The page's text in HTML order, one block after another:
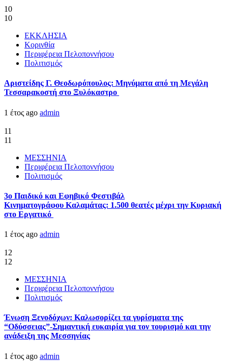
10
10
ΕΚΚΛΗΣΙΑ
Κορινθία
Περιφέρεια Πελοποννήσου
Πολιτισμός
Αριστείδης Γ. Θεοδωρόπουλος: Μηνύματα από τη Μεγάλη
Τεσσαρακοστή στο Ξυλόκαστρο
1 έτος ago admin
11
11
ΜΕΣΣΗΝΙΑ
Περιφέρεια Πελοποννήσου
Πολιτισμός
3ο Παιδικό και Εφηβικό Φεστιβάλ
Κινηματογράφου Καλαμάτας: 1.500 θεατές μέχρι την Κυριακή
στο Εργατικό
1 έτος ago admin
12
12
ΜΕΣΣΗΝΙΑ
Περιφέρεια Πελοποννήσου
Πολιτισμός
Ένωση Ξενοδόχων: Καλωσορίζει τα γυρίσματα της
“Οδύσσειας”-Σημαντική ευκαιρία για τον τουρισμό και την
ανάδειξη της Μεσσηνίας
1 έτος ago admin